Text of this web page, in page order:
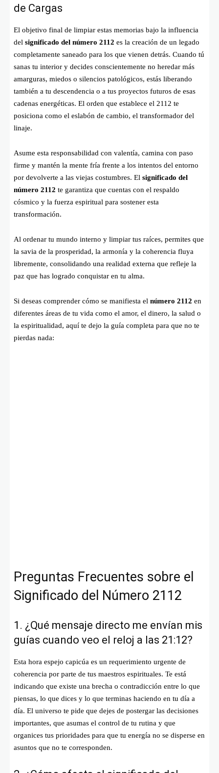
de Cargas
El objetivo final de limpiar estas memorias bajo la influencia
del significado del número 2112 es la creación de un legado
completamente saneado para los que vienen detrás. Cuando tú
sanas tu interior y decides conscientemente no heredar más
amarguras, miedos o silencios patológicos, estás liberando
también a tu descendencia o a tus proyectos futuros de esas
cadenas energéticas. El orden que establece el 2112 te
posiciona como el eslabón de cambio, el transformador del
linaje.
Asume esta responsabilidad con valentía, camina con paso
firme y mantén la mente fría frente a los intentos del entorno
por devolverte a las viejas costumbres. El significado del
número 2112 te garantiza que cuentas con el respaldo
cósmico y la fuerza espiritual para sostener esta
transformación.
Al ordenar tu mundo interno y limpiar tus raíces, permites que
la savia de la prosperidad, la armonía y la coherencia fluya
libremente, consolidando una realidad externa que refleje la
paz que has logrado conquistar en tu alma.
Si deseas comprender cómo se manifiesta el número 2112 en
diferentes áreas de tu vida como el amor, el dinero, la salud o
la espiritualidad, aquí te dejo la guía completa para que no te
pierdas nada:
Preguntas Frecuentes sobre el
Significado del Número 2112
1. ¿Qué mensaje directo me envían mis
guías cuando veo el reloj a las 21:12?
Esta hora espejo capicúa es un requerimiento urgente de
coherencia por parte de tus maestros espirituales. Te está
indicando que existe una brecha o contradicción entre lo que
piensas, lo que dices y lo que terminas haciendo en tu día a
día. El universo te pide que dejes de postergar las decisiones
importantes, que asumas el control de tu rutina y que
organices tus prioridades para que tu energía no se disperse en
asuntos que no te corresponden.